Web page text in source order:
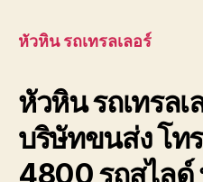
หัวหิน รถเทรลเลอร์
หัวหิน รถเทรลเ
บริษัทขนส่ง โ
4800 รถสไลด์